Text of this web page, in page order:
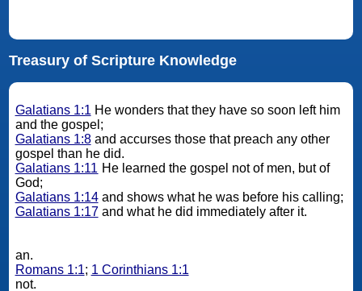
Treasury of Scripture Knowledge
Galatians 1:1 He wonders that they have so soon left him
and the gospel;
Galatians 1:8and accurses those that preach any other
gospel than he did.
Galatians 1:11 He learned the gospel not of men, but of
God;
Galatians 1:14and shows what he was before his calling;
Galatians 1:17and what he did immediately after it.
an.
Romans 1:1; 1 Corinthians 1:1
not.